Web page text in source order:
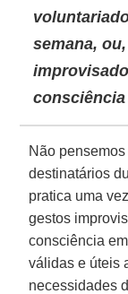
semana,
consciência
Não
destinatários
pratica uma
gestos
consciência
válidas e úteis
necessidades